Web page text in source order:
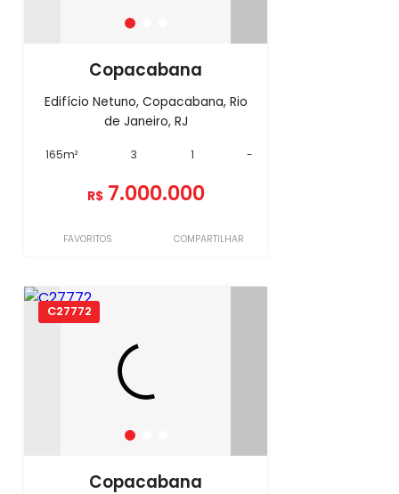
Copacabana
Edifício Netuno, Copacabana, Rio
de Janeiro, RJ
165m² 3 1 -
R$ 7.000.000
FAVORITOS COMPARTILHAR
C27772
Copacabana